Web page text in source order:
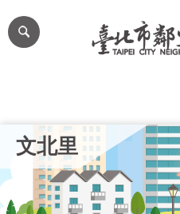
跳到主要內容區塊
網
站
文北里